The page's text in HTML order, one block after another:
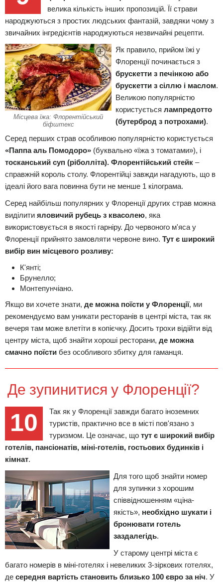
велика кількість інших пропозицій. Її страви
народжуються з простих людських фантазій, завдяки чому з
звичайних інгредієнтів народжуються незвичайні рецепти.
Місцева їжа: Флорентійський
біфштекс
Як правило, прийом їжі у
Флоренції починається з
брускетти з печінкою або
брускетти з сіллю і маслом.
Великою популярністю
користується лампредотто
(бутерброд з потрохами).
Серед перших страв особливою популярністю користується
«Паппа аль Помодоро» (буквально «їжа з томатами»), і
тосканський суп (ріболліта). Флорентійський стейк –
справжній король столу. Флорентійці завжди нагадують, що в
ідеалі його вага повинна бути не менше 1 кілограма.
Серед найбільш популярних у Флоренції других страв можна
виділити яловичий рубець з квасолею, яка
використовується в якості гарніру. До червоного м'яса у
Флоренції прийнято замовляти червоне вино. Тут є широкий
вибір вин місцевого розливу:
К'янті;
Брунелло;
Монтепунчіано.
Якщо ви хочете знати, де можна поїсти у Флоренції, ми
рекомендуємо вам уникати ресторанів в центрі міста, так як
вечеря там може влетіти в копієчку. Досить трохи відійти від
центру міста, щоб знайти хороші ресторани, де можна
смачно поїсти без особливого збитку для гаманця.
Де зупинитися у Флоренції?
10
Так як у Флоренції завжди багато іноземних
туристів, практично все в місті пов'язано з
туризмом. Це означає, що тут є широкий вибір
готелів, пансіонатів, міні-готелів, гостьових будинків і
кімнат.
Для того щоб знайти номер
для зупинки з хорошим
співвідношенням «ціна-
якість», необхідно шукати і
бронювати готель
заздалегідь.
У старому центрі міста є
багато номерів в міні-готелях і невеликих 3-зіркових готелях,
де середня вартість становить близько 100 євро за ніч. У